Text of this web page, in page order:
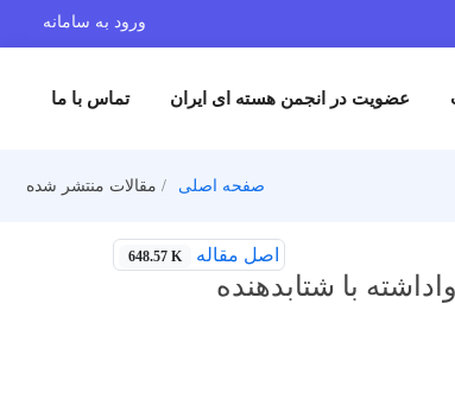
ورود به سامانه
عضویت در انجمن هسته ای ایران تماس با ما
صفحه اصلی مقالات منتشر شده
اصل مقاله 648.57 K
با شتابدهنده